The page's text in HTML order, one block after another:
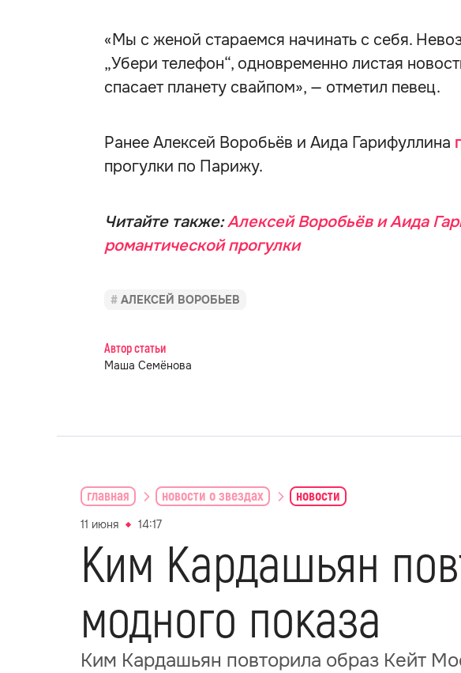
«Мы с женой стараемся начинать с себя.
„Убери телефон“, одновременно листая
спасает планету свайпом», — отметил певец.
Ранее Алексей Воробьёв и Аида Гарифуллина
прогулки по Парижу.
Читайте также:Алексей Воробьёв и Аида
романтической прогулки
АЛЕКСЕЙ ВОРОБЬЕВ
Автор статьи
Маша Семёнова
главная новости о звездах новости
11 июня 14:17
Ким Кардашьян
модного показа
Ким Кардашьян повторила образ Кейт